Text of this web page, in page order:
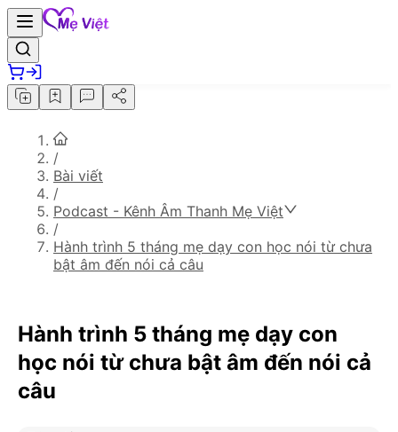
/
Bài viết
/
Podcast - Kênh Âm Thanh Mẹ Việt
/
Hành trình 5 tháng mẹ dạy con học nói từ chưa
bật âm đến nói cả câu
Hành trình 5 tháng mẹ dạy con
học nói từ chưa bật âm đến nói cả
câu